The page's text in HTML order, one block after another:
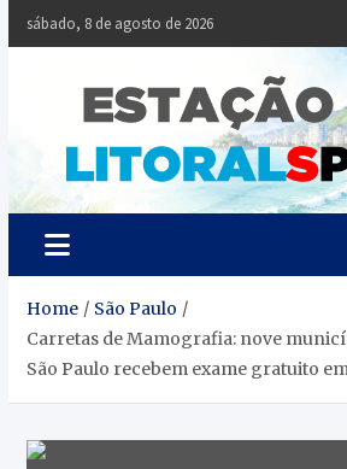
Skip
sábado, 8 de agosto de 2026
Home
São Paulo
Carretas de Mamografia: nove
São Paulo recebem exame gratuito